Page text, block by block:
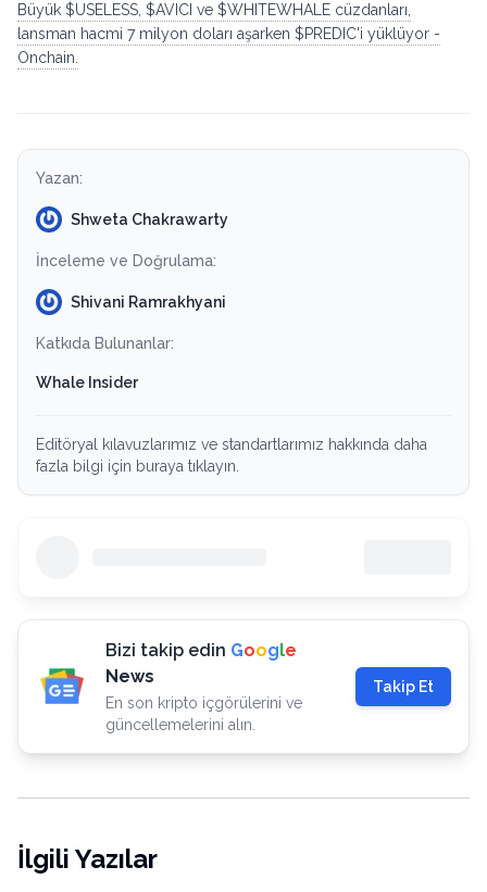
Büyük $USELESS, $AVICI ve $WHITEWHALE cüzdanları,
lansman hacmi 7 milyon doları aşarken $PREDIC'i yüklüyor -
Onchain.
Yazan:
Shweta Chakrawarty
İnceleme ve Doğrulama:
Shivani Ramrakhyani
Katkıda Bulunanlar:
Whale Insider
Editöryal kılavuzlarımız ve standartlarımız hakkında daha
fazla bilgi için buraya tıklayın.
Bizi takip edin Google
News
En son kripto içgörülerini ve
güncellemelerini alın.
Takip Et
İlgili Yazılar